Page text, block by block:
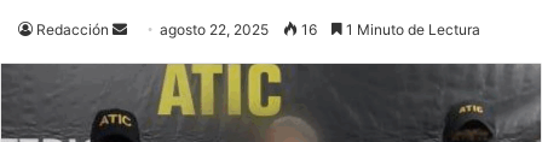
Redacción
Send
email
agosto 22, 2025 16 1 Minuto de Lectura